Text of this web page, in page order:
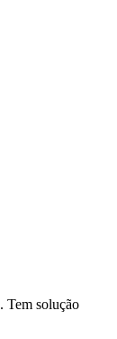
. Tem solução